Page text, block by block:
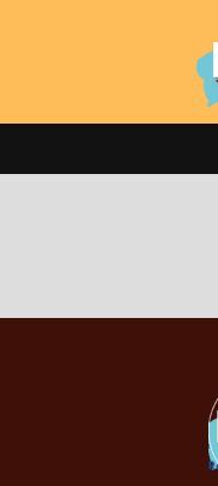
contenuto